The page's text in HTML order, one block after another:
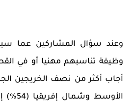
وعند سؤال المشاركين عما
وظيفة تناسبهم مهنيا أو في
أجاب أكثر من نصف الخريجين
الأوسط